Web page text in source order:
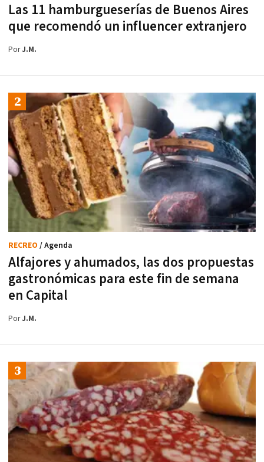
Las 11 hamburgueserías de Buenos Aires
que recomendó un influencer extranjero
PorJ.M.
Alfajores y ahumados, las dos propuestas
gastronómicas para este fin de semana
en Capital
RECREO / Agenda
PorJ.M.